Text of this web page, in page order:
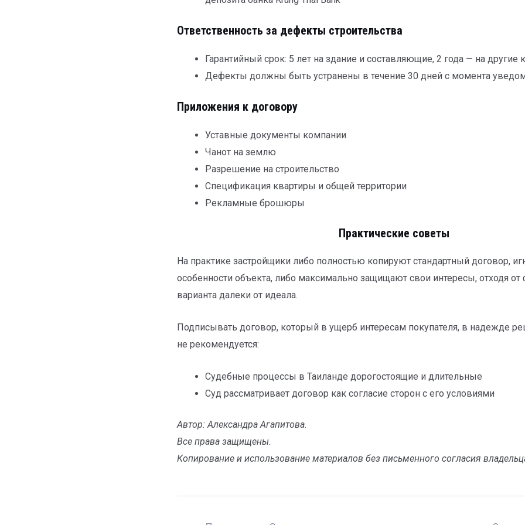
Ответственность за дефекты строительства
Гарантийный срок: 5 лет на здание и составляющие, 2 года — на другие
Дефекты должны быть устранены в течение 30 дней с момента
Приложения к договору
Уставные документы компании
Чанот на землю
Разрешение на строительство
Спецификация квартиры и общей территории
Рекламные брошюры
Практические советы
На практике застройщики либо полностью копируют стандартный договор,
особенности объекта, либо максимально защищают свои интересы, отходя
варианта далеки от идеала.
Подписывать договор, который в ущерб интересам покупателя, в надежде
не рекомендуется:
Судебные процессы в Таиланде дорогостоящие и длительные
Суд рассматривает договор как согласие сторон с его условиями
Автор: Александра Агапитова.
Все права защищены.
Копирование и использование материалов без письменного согласия